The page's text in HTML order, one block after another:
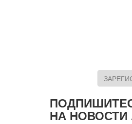
НА НОВОСТИ